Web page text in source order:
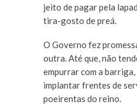
jeito de pagar pela
tira-gosto de preá.
O Governo fez
outra. Até que, não
empurrar com a barriga,
implantar frentes de
poeirentas do reino.